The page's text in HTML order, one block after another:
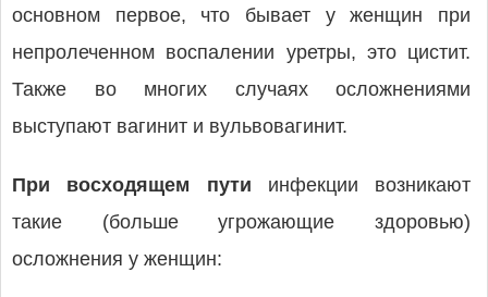
основном первое, что бывает у женщин при
непролеченном воспалении уретры, это цистит.
Также во многих случаях осложнениями
выступают вагинит и вульвовагинит.
При восходящем пути инфекции возникают
такие (больше угрожающие здоровью)
осложнения у женщин: